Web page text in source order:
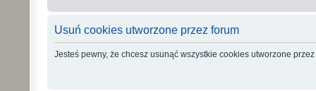
Usuń cookies utworzone przez forum
Jesteś pewny, że chcesz usunąć wszystkie cookies utworzone